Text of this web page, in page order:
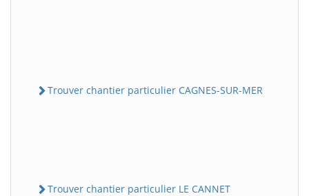
Trouver chantier particulier CAGNES-SUR-MER
Trouver chantier particulier LE CANNET